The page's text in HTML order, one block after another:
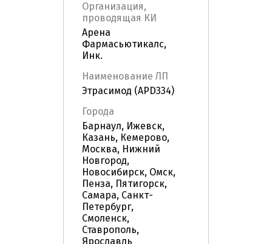
Организация,
проводящая КИ
Арена
Фармасьютикалс,
Инк.
Наименование ЛП
Этрасимод (APD334)
Города
Барнаул, Ижевск,
Казань, Кемерово,
Москва, Нижний
Новгород,
Новосибирск, Омск,
Пенза, Пятигорск,
Самара, Санкт-
Петербург,
Смоленск,
Ставрополь,
Ярославль